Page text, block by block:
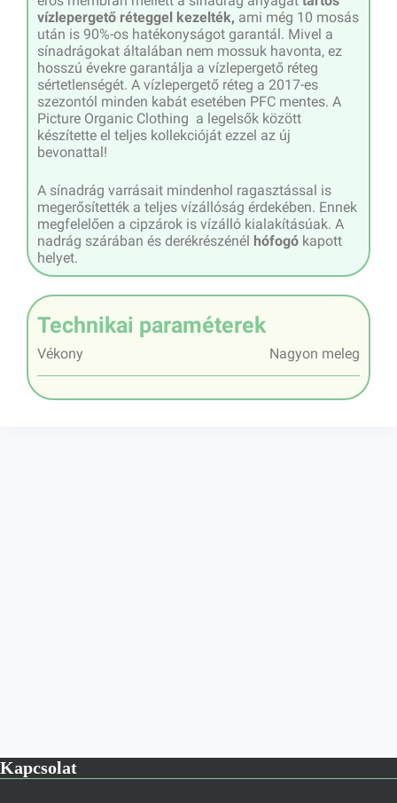
vízlepergető réteggel kezelték, ami még 10 mosás
után is 90%-os hatékonyságot garantál. Mivel a
sínadrágokat általában nem mossuk havonta, ez
hosszú évekre garantálja a vízlepergető réteg
sértetlenségét. A vízlepergető réteg a 2017-es
szezontól minden kabát esetében PFC mentes. A
Picture Organic Clothing a legelsők között
készítette el teljes kollekcióját ezzel az új
bevonattal!
A sínadrág varrásait mindenhol ragasztással is
megerősítették a teljes vízállóság érdekében. Ennek
megfelelően a cipzárok is vízálló kialakításúak. A
nadrág szárában és derékrészénél hófogó kapott
helyet.
Technikai paraméterek
Vékony Nagyon meleg
Kapcsolat